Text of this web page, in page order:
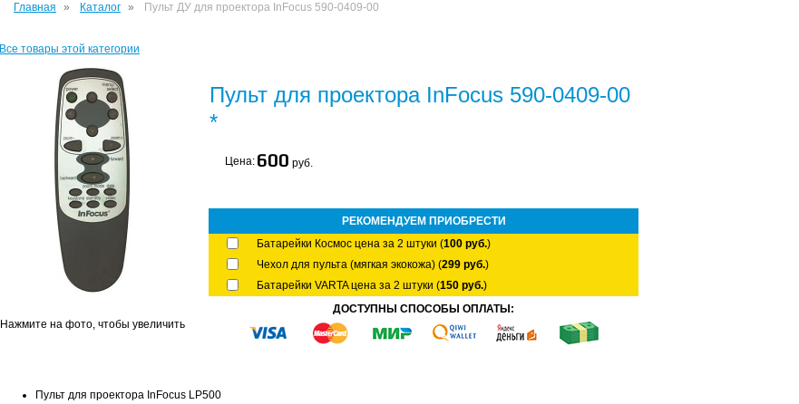
Главная Каталог Пульт ДУ для проектора InFocus 590-0409-00
Все товары этой категории
Нажмите на фото, чтобы увеличить
Пульт для проектора InFocus 590-0409-00
*
Цена: 600 руб.
РЕКОМЕНДУЕМ ПРИОБРЕСТИ
Батарейки Космос цена за 2 штуки (100 руб.)
Чехол для пульта (мягкая экокожа) (299 руб.)
Батарейки VARTA цена за 2 штуки (150 руб.)
ДОСТУПНЫ СПОСОБЫ ОПЛАТЫ:
Пульт для проектора InFocus LP500